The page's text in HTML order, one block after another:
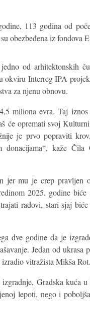
113 godina od
obezbeđena iz fondova
od arhitektonskih
okviru Interreg IPA
za njenu obnovu.
miliona evra. Taj
će opremati svoj
je prvo popraviti
kaže Čila
jer mu je crep pravljen
2025. godine
radovi, stari sjaj
dve godine da je
Jedan od ukrasa
vitražista Mikša Rot.
Gradska kuća
lepoti, nego i